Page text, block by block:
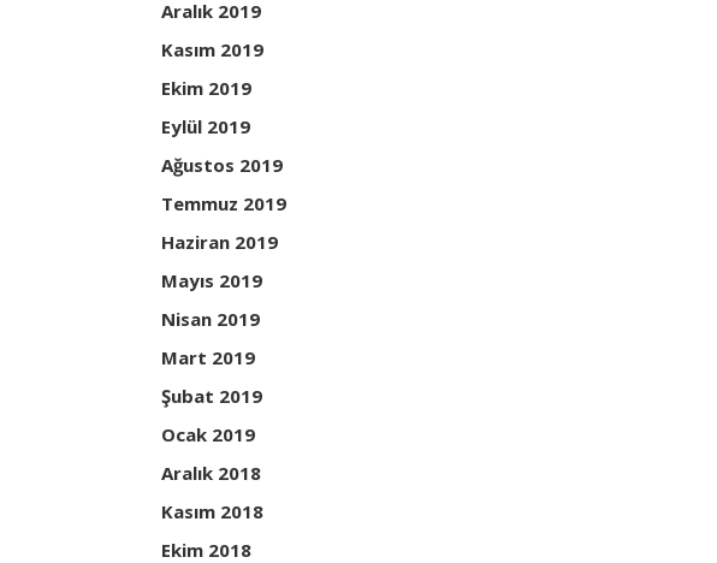
Aralık 2019
Kasım 2019
Ekim 2019
Eylül 2019
Ağustos 2019
Temmuz 2019
Haziran 2019
Mayıs 2019
Nisan 2019
Mart 2019
Şubat 2019
Ocak 2019
Aralık 2018
Kasım 2018
Ekim 2018